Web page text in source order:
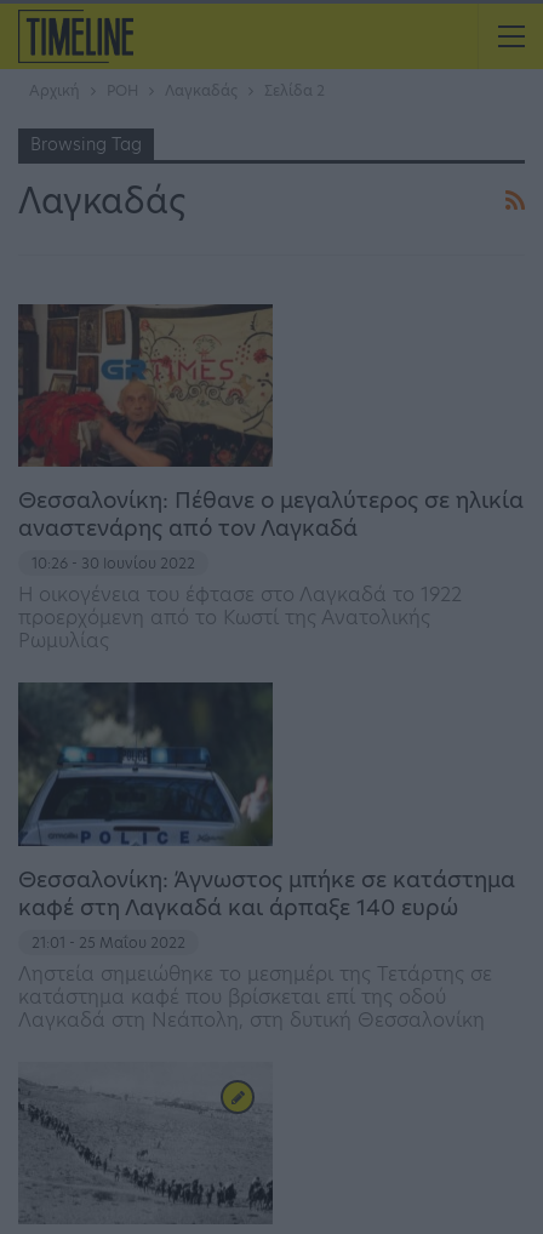
Αρχική ΡΟΗ Λαγκαδάς Σελίδα 2
Browsing Tag
Λαγκαδάς
Θεσσαλονίκη: Πέθανε ο μεγαλύτερος σε ηλικία
αναστενάρης από τον Λαγκαδά
10:26 - 30 Ιουνίου 2022
Η οικογένεια του έφτασε στο Λαγκαδά το 1922
προερχόμενη από το Κωστί της Ανατολικής
Ρωμυλίας
Θεσσαλονίκη: Άγνωστος μπήκε σε κατάστημα
καφέ στη Λαγκαδά και άρπαξε 140 ευρώ
21:01 - 25 Μαΐου 2022
Ληστεία σημειώθηκε το μεσημέρι της Τετάρτης σε
κατάστημα καφέ που βρίσκεται επί της οδού
Λαγκαδά στη Νεάπολη, στη δυτική Θεσσαλονίκη